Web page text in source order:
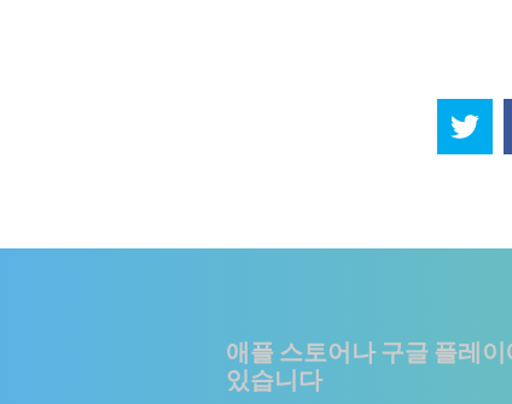
애플 스토어나 구글 플레
있습니다